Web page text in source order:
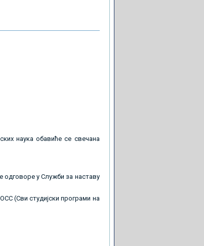
наука обавиће се свечана
одговоре у Служби за наставу
(Сви студијски програми на